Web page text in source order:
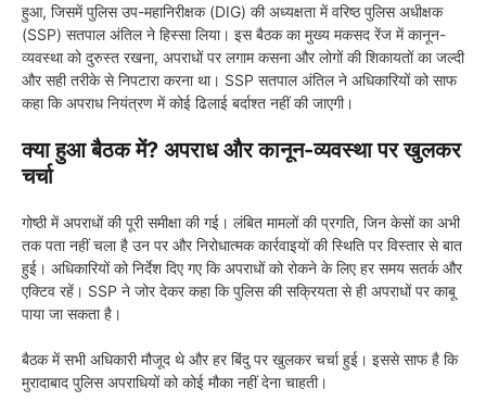
हुआ, जिसमें पुलिस उप-महानिरीक्षक (DIG) की अध्यक्षता में वरिष्ठ पुलिस अधीक्षक
(SSP) सतपाल अंतिल ने हिस्सा लिया। इस बैठक का मुख्य मकसद रेंज में कानून-
व्यवस्था को दुरुस्त रखना, अपराधों पर लगाम कसना और लोगों की शिकायतों का जल्दी
और सही तरीके से निपटारा करना था। SSP सतपाल अंतिल ने अधिकारियों को साफ
कहा कि अपराध नियंत्रण में कोई ढिलाई बर्दाश्त नहीं की जाएगी।
क्या हुआ बैठक में? अपराध और कानून-व्यवस्था पर खुलकर
चर्चा
गोष्ठी में अपराधों की पूरी समीक्षा की गई। लंबित मामलों की प्रगति, जिन केसों का अभी
तक पता नहीं चला है उन पर और निरोधात्मक कार्रवाइयों की स्थिति पर विस्तार से बात
हुई। अधिकारियों को निर्देश दिए गए कि अपराधों को रोकने के लिए हर समय सतर्क और
एक्टिव रहें। SSP ने जोर देकर कहा कि पुलिस की सक्रियता से ही अपराधों पर काबू
पाया जा सकता है।
बैठक में सभी अधिकारी मौजूद थे और हर बिंदु पर खुलकर चर्चा हुई। इससे साफ है कि
मुरादाबाद पुलिस अपराधियों को कोई मौका नहीं देना चाहती।